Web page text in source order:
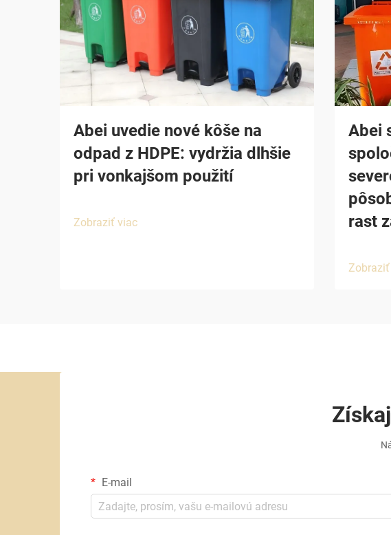
Abei uvedie nové kôše na
odpad z HDPE: vydržia dlhšie
pri vonkajšom použití
Zobraziť viac
Abei
rast
E-mail